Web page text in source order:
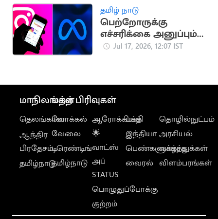
தமிழ் நாடு
பெற்றோருக்கு
எச்சரிக்கை அனுப்பும்
இன்ஸ்டாகிராம் புதிய
Jul 17, 2026, 12:07 IST
மாநிலங்கள்
தெலங்கானா
ஆந்திர
பிரதேசம்
தமிழ்நாடு
மற்ற பிரிவுகள்
லோக்கல்
வேலை
டிரெண்டிங்
தமிழ்நாடு
ஆரோக்கியம்
🌟
வாட்ஸ்
அப்
STATUS
பொழுதுப்போக்கு
குற்றம்
பக்தி
இந்தியா
பெண்களுக்காக
வைரல்
தொழில்நுட்பம்
அரசியல்
வாழ்த்துக்கள்
விளம்பரங்கள்